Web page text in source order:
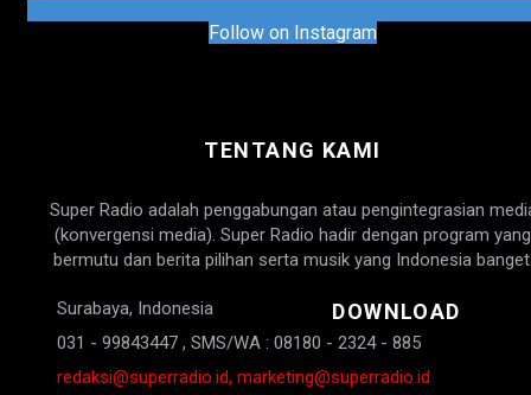
Follow on Instagram
TENTANG KAMI
Super Radio adalah penggabungan atau pengintegrasian
(konvergensi media). Super Radio hadir dengan program yang
bermutu dan berita pilihan serta musik yang Indonesia
Surabaya, Indonesia
031 - 99843447 , SMS/WA : 08180 - 2324 - 885
redaksi@superradio.id, marketing@superradio.id
DOWNLOAD